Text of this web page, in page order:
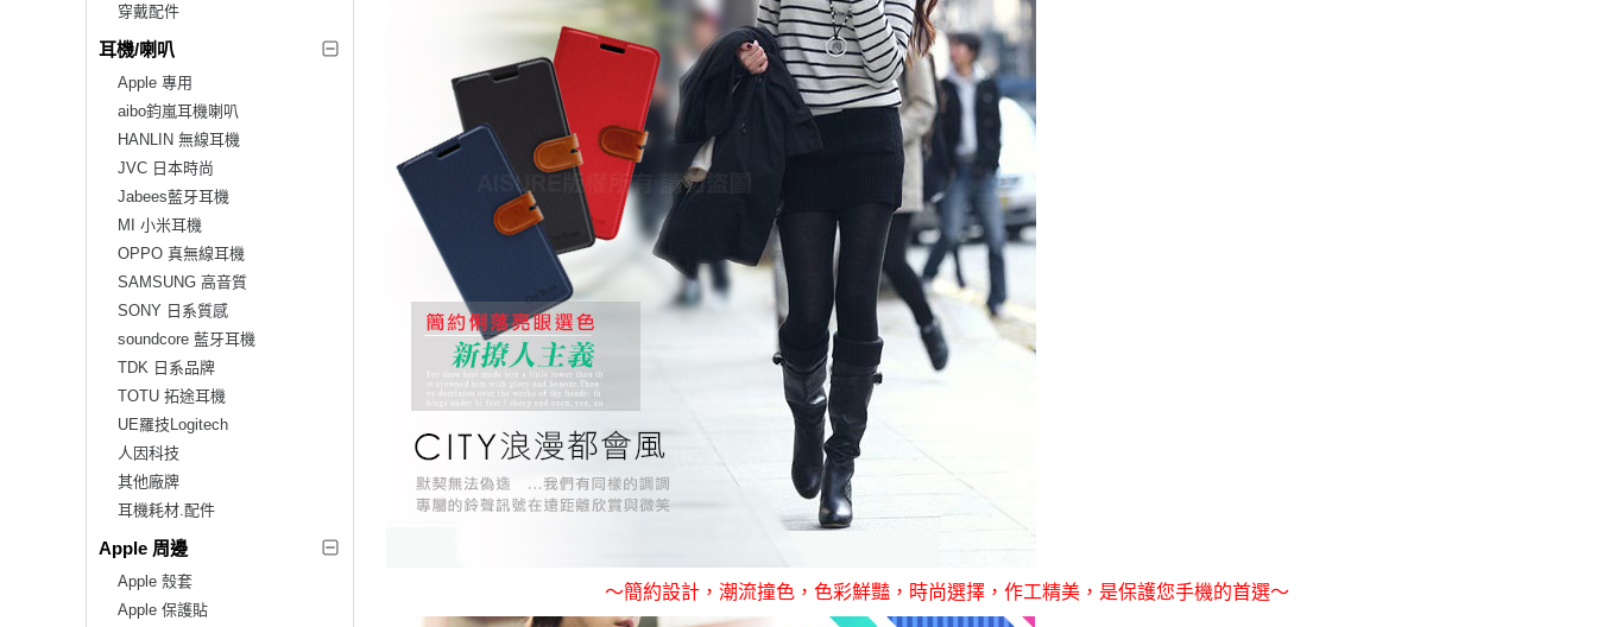
穿戴配件
耳機/喇叭
Apple 專用
aibo鈞嵐耳機喇叭
HANLIN 無線耳機
JVC 日本時尚
Jabees藍牙耳機
MI 小米耳機
OPPO 真無線耳機
SAMSUNG 高音質
SONY 日系質感
soundcore 藍牙耳機
TDK 日系品牌
TOTU 拓途耳機
UE羅技Logitech
人因科技
其他廠牌
耳機耗材.配件
Apple 周邊
Apple 殼套
Apple 保護貼
～簡約設計，潮流撞色，色彩鮮豔，時尚選擇，作工精美，是保護您手機的首選～